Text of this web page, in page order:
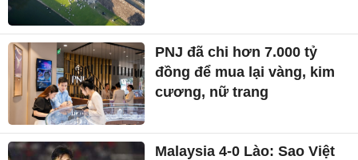
PNJ đã chi hơn 7.000 tỷ
đồng để mua lại vàng, kim
cương, nữ trang
Malaysia 4-0 Lào: Sao Việt